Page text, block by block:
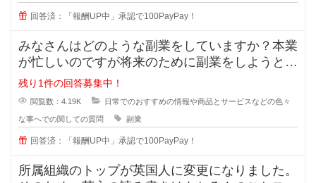
回答済：「報酬UP中」承認で100PayPay！
みなさんはどのような副業をしていますか？本業
が忙しいのですが将来のために副業をしようと思
います。手間が掛かっても構わない
残り1件の回答募集中！
閲覧数：4.19K 日常でのおすすめの情報や商品とサービスなどの色々
な事へでの関しての質問 副業
回答済：「報酬UP中」承認で100PayPay！
所属組織のトップが英国人に変更になりました。